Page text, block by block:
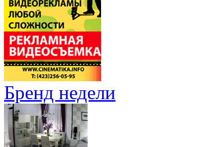
Бренд недели